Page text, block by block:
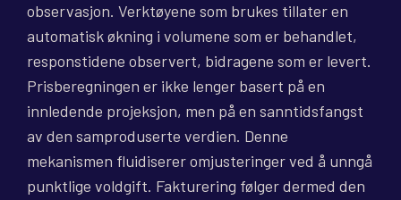
observasjon. Verktøyene som brukes tillater en
automatisk økning i volumene som er behandlet,
responstidene observert, bidragene som er levert.
Prisberegningen er ikke lenger basert på en
innledende projeksjon, men på en sanntidsfangst
av den samproduserte verdien. Denne
mekanismen fluidiserer omjusteringer ved å unngå
punktlige voldgift. Fakturering følger dermed den